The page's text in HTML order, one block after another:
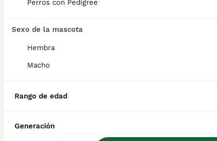
Perros con Pedigree
Sexo de la mascota
Hembra
Macho
Rango de edad
Generación
ubicación.
¿Cómo es el carácter de
Pastor Belga Malinois?
¿Cuáles son las ventajas y